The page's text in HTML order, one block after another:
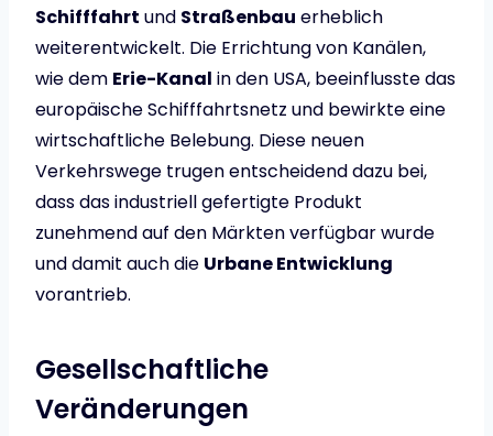
Schifffahrt und Straßenbau erheblich
weiterentwickelt. Die Errichtung von Kanälen,
wie dem Erie-Kanal in den USA, beeinflusste das
europäische Schifffahrtsnetz und bewirkte eine
wirtschaftliche Belebung. Diese neuen
Verkehrswege trugen entscheidend dazu bei,
dass das industriell gefertigte Produkt
zunehmend auf den Märkten verfügbar wurde
und damit auch die Urbane Entwicklung
vorantrieb.
Gesellschaftliche
Veränderungen